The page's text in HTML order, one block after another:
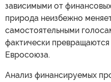
зависимыми от
природа неизбежно
самостоятельными
фактически
Евросоюза.
Анализ финансируемых